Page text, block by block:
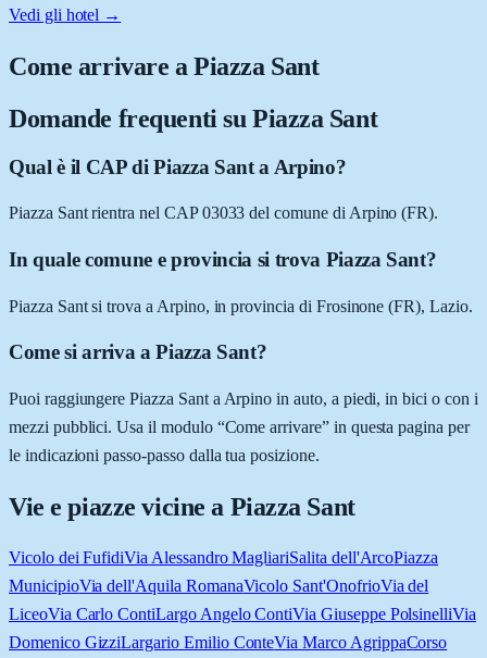
Vedi gli hotel →
Come arrivare aPiazza Sant
Domande frequenti su Piazza Sant
Qual è il CAP di Piazza Sant a Arpino?
Piazza Sant rientra nel CAP 03033 del comune di Arpino (FR).
In quale comune e provincia si trova Piazza Sant?
Piazza Sant si trova a Arpino, in provincia di Frosinone (FR), Lazio.
Come si arriva a Piazza Sant?
Puoi raggiungere Piazza Sant a Arpino in auto, a piedi, in bici o con i
mezzi pubblici. Usa il modulo “Come arrivare” in questa pagina per
le indicazioni passo-passo dalla tua posizione.
Vie e piazze vicine a Piazza Sant
Vicolo dei FufidiVia Alessandro MagliariSalita dell'ArcoPiazza
MunicipioVia dell'Aquila RomanaVicolo Sant'OnofrioVia del
LiceoVia Carlo ContiLargo Angelo ContiVia Giuseppe PolsinelliVia
Domenico GizziLargario Emilio ConteVia Marco AgrippaCorso